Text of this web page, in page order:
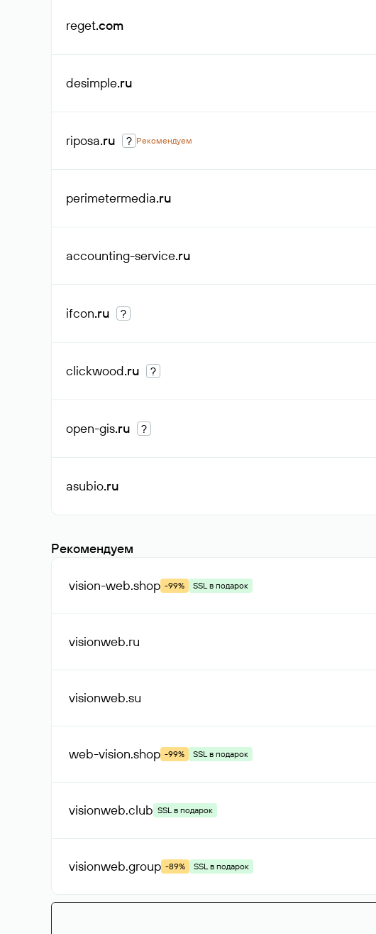
reget.com
desimple.ru
riposa.ru ? Рекомендуем
perimetermedia.ru
accounting-service.ru
ifcon.ru ?
clickwood.ru ?
open-gis.ru ?
asubio.ru
Рекомендуем
vision-web.shop -99% SSL в подарок
visionweb.ru
visionweb.su
web-vision.shop -99% SSL в подарок
visionweb.club SSL в подарок
visionweb.group -89% SSL в подарок